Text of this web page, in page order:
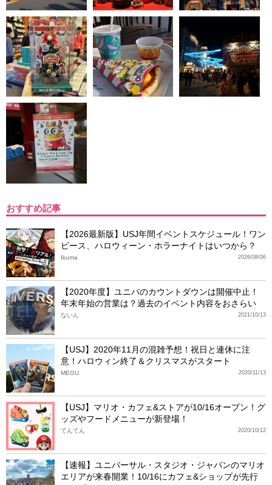
おすすめ記事
【2026最新版】USJ年間イベントスケジュール！ワン
ピース、ハロウィーン・ホラーナイトはいつから？
2026/08/06
Ikuma
【2020年度】ユニバのカウントダウンは開催中止！
年末年始の営業は？過去のイベント内容をおさらい
2021/10/13
ないん
【USJ】2020年11月の混雑予想！祝日と連休に注
意！ハロウィン終了＆クリスマスがスタート
2020/11/13
MEGU
【USJ】マリオ・カフェ&ストアが10/16オープン！グ
ッズやフードメニューが新登場！
2020/10/12
てんてん
【速報】ユニバーサル・スタジオ・ジャパンのマリオ
エリアが来春開業！10/16にカフェ&ショップが先行